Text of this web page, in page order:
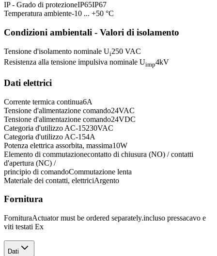
IP - Grado di protezioneIP65IP67
Temperatura ambiente-10 ... +50 °C
Condizioni ambientali - Valori di isolamento
Tensione d'isolamento nominale Ui250 VAC
Resistenza alla tensione impulsiva nominale Uimp4kV
Dati elettrici
Corrente termica continua6A
Tensione d'alimentazione comando24VAC
Tensione d'alimentazione comando24VDC
Categoria d'utilizzo AC-15230VAC
Categoria d'utilizzo AC-154A
Potenza elettrica assorbita, massima10W
Elemento di commutazionecontatto di chiusura (NO) / contatti
d'apertura (NC) /
principio di comandoCommutazione lenta
Materiale dei contatti, elettriciArgento
Fornitura
FornituraActuator must be ordered separately.incluso pressacavo e
viti testati Ex
Dati